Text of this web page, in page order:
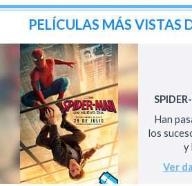
PELÍCULAS MÁS VISTAS
Han
los
y
Ver